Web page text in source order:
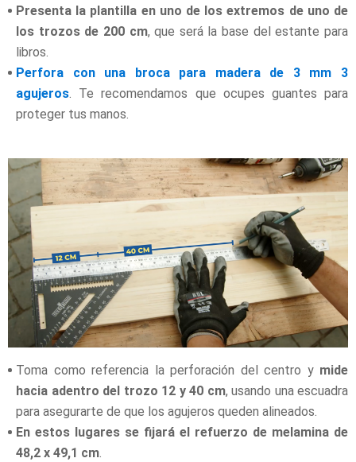
Presenta la plantilla en uno de los extremos de uno de
los trozos de 200 cm, que será la base del estante para
libros.
Perfora con una broca para madera de 3 mm 3
agujeros . Te recomendamos que ocupes guantes para
proteger tus manos.
Toma como referencia la perforación del centro y mide
hacia adentro del trozo 12 y 40 cm, usando una escuadra
para asegurarte de que los agujeros queden alineados.
En estos lugares se fijará el refuerzo de melamina de
48,2 x 49,1 cm.